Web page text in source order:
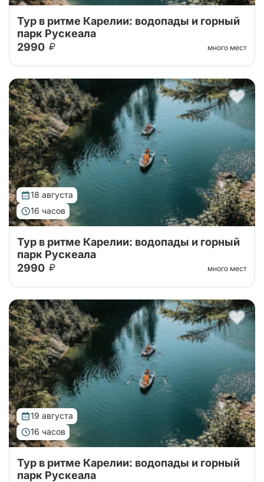
Автобусный тур в горный парк Рускеала из Санкт-
Петербурга, переезд на большом
комфортабельном автобусе прямиком до парка!
Тур в ритме Карелии: водопады и горный
парк Рускеала
2990
много мест
18 августа
16 часов
Автобусный тур в горный парк Рускеала из Санкт-
Петербурга, переезд на большом
комфортабельном автобусе прямиком до парка!
Тур в ритме Карелии: водопады и горный
парк Рускеала
2990
много мест
19 августа
16 часов
Тур в ритме Карелии: водопады и горный
парк Рускеала